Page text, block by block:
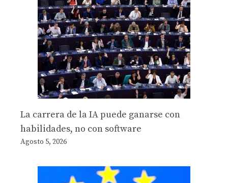
La carrera de la IA puede ganarse con
habilidades, no con software
Agosto 5, 2026